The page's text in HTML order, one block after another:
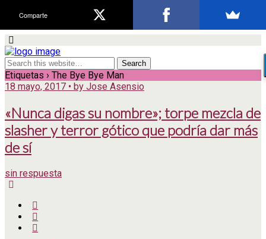
Etiquetas › The Bye Bye Man
18 mayo, 2017 • by Jose Asensio
«Nunca digas su nombre»; torpe mezcla de
slasher y terror gótico que podría dar más
de sí
sin respuesta
Comparte